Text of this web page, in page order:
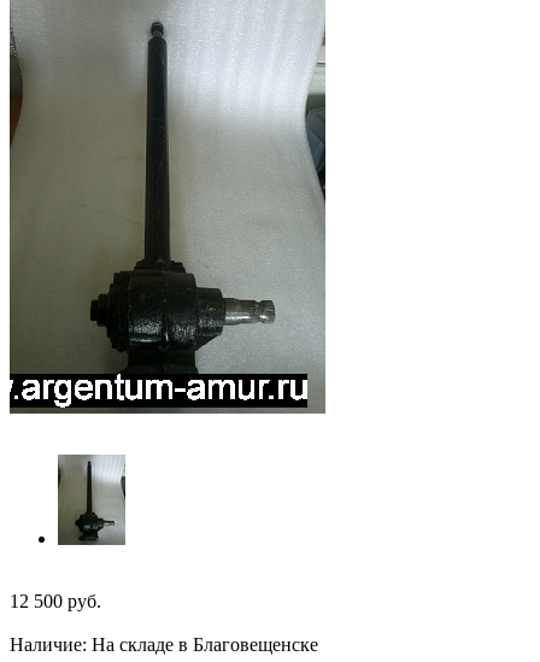
12 500 руб.
Наличие: На складе в Благовещенске